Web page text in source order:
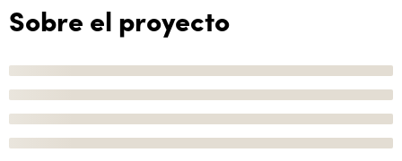
Sobre el proyecto